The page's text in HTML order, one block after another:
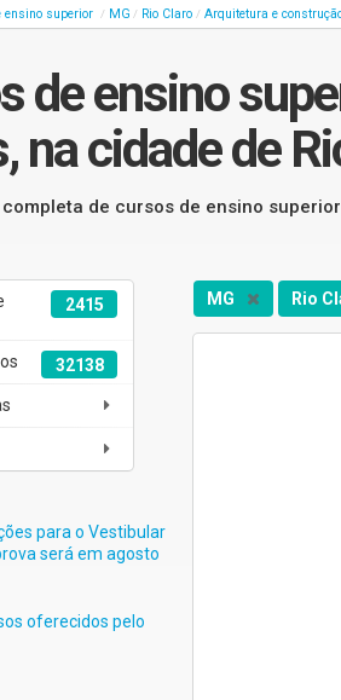
ensino superior / MG / Rio Claro / Arquitetura e
de ensino
na cidade de
de cursos de ensino
2415
32138
para o Vestibular
será em agosto
oferecidos pelo
MG Rio